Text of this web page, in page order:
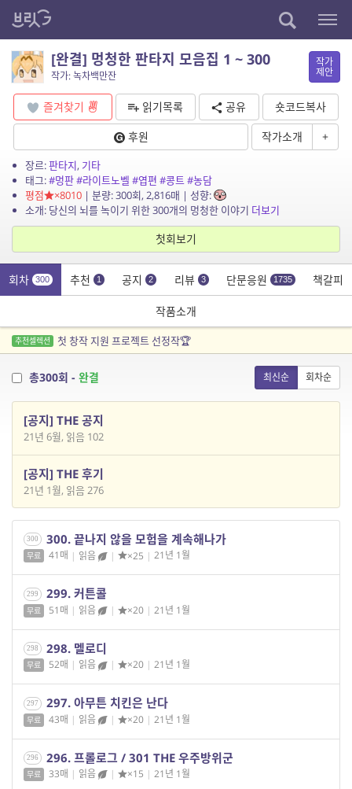
[완결] 멍청한 판타지 모음집 1 ~ 300
작가: 녹차백만잔
작가
제안
즐겨찾기 읽기목록 공유
숏코드복사
후원
작가소개 +
장르:판타지, 기타
태그:#멍판#라이트노벨 #엽편 #콩트#농담
평점
×8010| 분량: 300회, 2,816매 | 성향:
소개: 당신의 뇌를 녹이기 위한 300개의 멍청한 이야기 더보기
첫회보기
회차 300 추천 1 공지 2 리뷰 3 단문응원 1735 책갈피
작품소개
추천셀렉션 첫 창작 지원 프로젝트 선정작🏆
총300회 - 완결 최신순 회차순
[공지] THE 공지
21년 6월, 읽음 102
[공지] THE 후기
21년 1월, 읽음 276
300 300. 끝나지 않을 모험을 계속해나가
무료 41매 | 읽음 | ×25 | 21년 1월
299 299. 커튼콜
무료 51매 | 읽음 | ×20 | 21년 1월
298 298. 멜로디
무료 52매 | 읽음 | ×20 | 21년 1월
297 297. 아무튼 치킨은 난다
무료 43매 | 읽음 | ×20 | 21년 1월
296 296. 프롤로그 / 301 THE 우주방위군
무료 33매 | 읽음 | ×15 | 21년 1월